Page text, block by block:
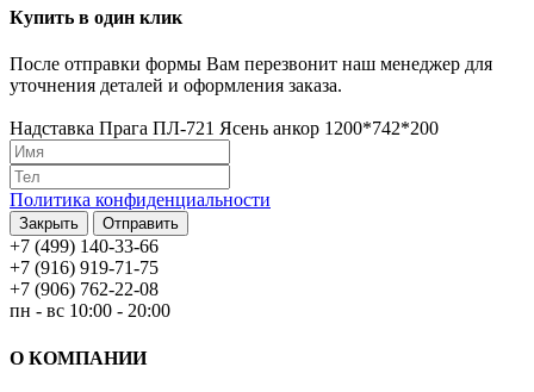
Купить в один клик
После отправки формы Вам перезвонит наш менеджер для
уточнения деталей и оформления заказа.
Надставка Прага ПЛ-721 Ясень анкор 1200*742*200
Политика конфиденциальности
Закрыть Отправить
+7 (499) 140-33-66
+7 (916) 919-71-75
+7 (906) 762-22-08
пн - вс 10:00 - 20:00
О КОМПАНИИ